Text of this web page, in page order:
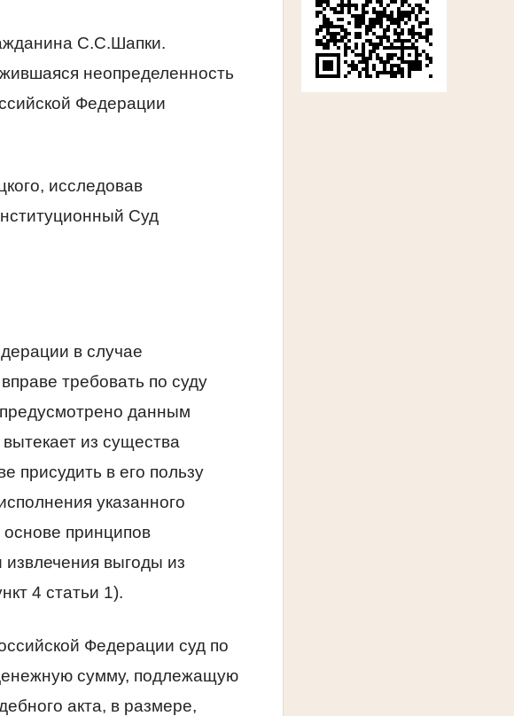
С.С.Шапки.
неопределенность
Федерации
исследовав
Суд
в случае
требовать по суду
данным
из существа
присудить в его пользу
указанного
принципов
выгоды из
4 статьи 1).
Федерации суд по
сумму, подлежащую
акта, в размере,